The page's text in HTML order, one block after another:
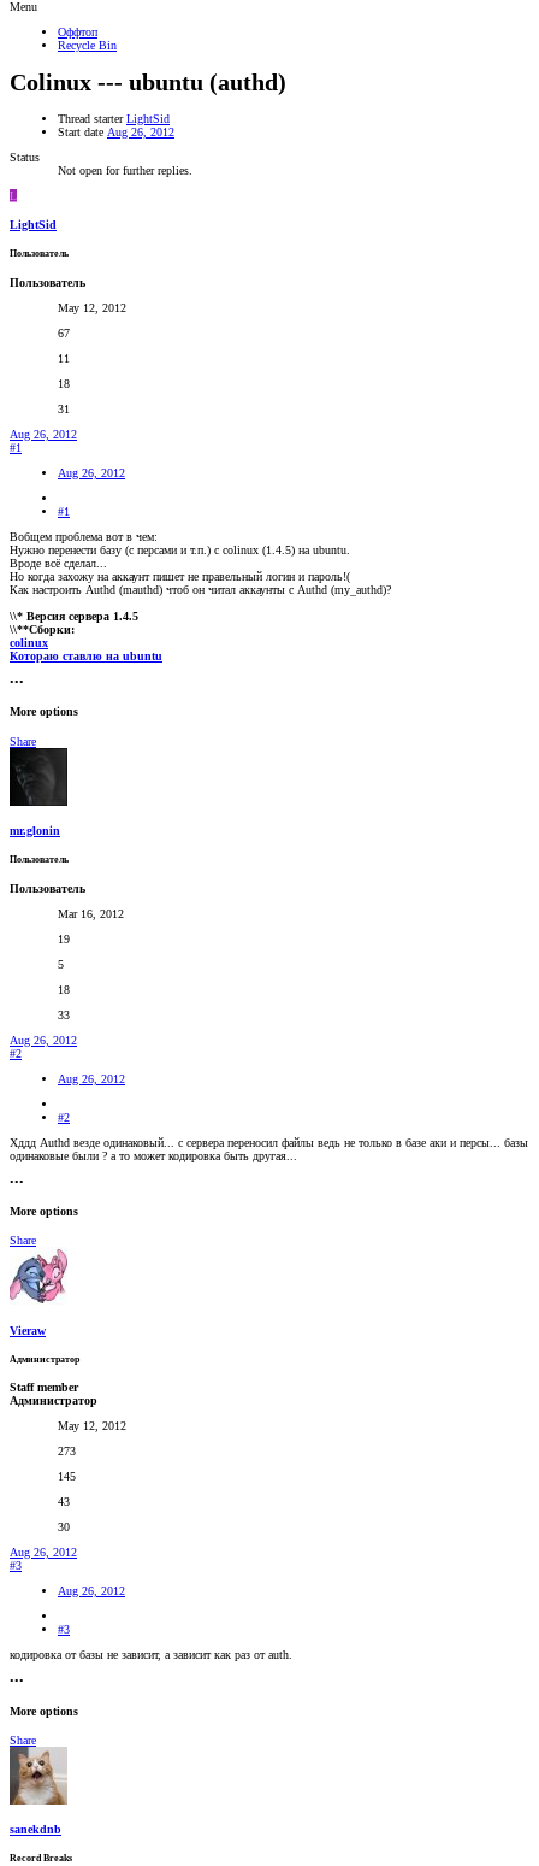
Menu
Оффтоп
Recycle Bin
Colinux --- ubuntu (authd)
Thread starter LightSid
Start date Aug 26, 2012
Status
Not open for further replies.
L
LightSid
Пользователь
Пользователь
May 12, 2012
67
11
18
31
Aug 26, 2012
#1
Aug 26, 2012
#1
Вобщем проблема вот в чем:
Нужно перенести базу (с персами и т.п.) с colinux (1.4.5) на ubuntu.
Вроде всё сделал...
Но когда захожу на аккаунт пишет не правельный логин и пароль!(
Как настроить Authd (mauthd) чтоб он читал аккаунты с Authd (my_authd)?
\\* Версия сервера 1.4.5
\\**Сборки:
colinux
Котораю ставлю на ubuntu
•••
More options
Share
mr.glonin
Пользователь
Пользователь
Mar 16, 2012
19
5
18
33
Aug 26, 2012
#2
Aug 26, 2012
#2
Хддд Authd везде одинаковый... с сервера переносил файлы ведь не только в базе аки и персы... базы
одинаковые были ? а то может кодировка быть другая...
•••
More options
Share
Vieraw
Администратор
Staff member
Администратор
May 12, 2012
273
145
43
30
Aug 26, 2012
#3
Aug 26, 2012
#3
кодировка от базы не зависит, а зависит как раз от auth.
•••
More options
Share
sanekdnb
Record Breaks